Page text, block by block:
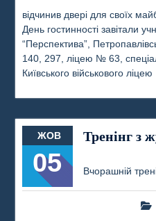
відчинив двері для своїх
День гостинності завітали
“Перспектива”,
140, 297, ліцею № 63,
Київського військового ліцею
ЖОВ
05
Тренінг з
Вчорашній